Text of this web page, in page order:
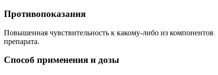
Противопоказания
Повышенная чувствительность к какому-либо из компонентов
препарата.
Способ применения и дозы